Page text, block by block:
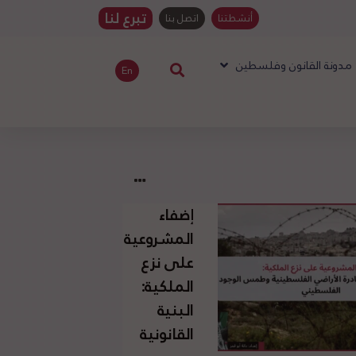
أنشطتنا اتصل بنا تبرع لنا
مدونة القانون وفلسطين En
إضفاء
المشروعية
على نزع
الملكية:
البنية
القانونية